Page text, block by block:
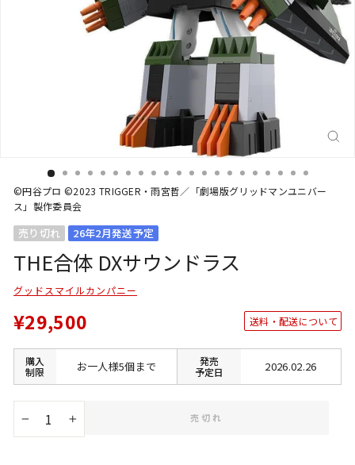
©円谷プロ ©2023 TRIGGER・雨宮哲／「劇場版グリッドマンユニバー
ス」製作委員会
売り切れ 26年2月発送予定
THE合体 DXサウンドラス
グッドスマイルカンパニー
¥29,500 送料・配送について
購入
制限
お一人様5個まで
発売
予定日
2026.02.26
+
売切れ